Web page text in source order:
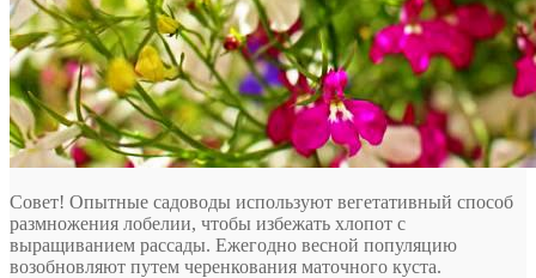
Совет! Опытные садоводы используют вегетативный способ
размножения лобелии, чтобы избежать хлопот с
выращиванием рассады. Ежегодно весной популяцию
возобновляют путем черенкования маточного куста.